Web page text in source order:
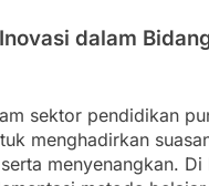
dalam
sektor pendidikan
menghadirkan
menyenangkan. Di